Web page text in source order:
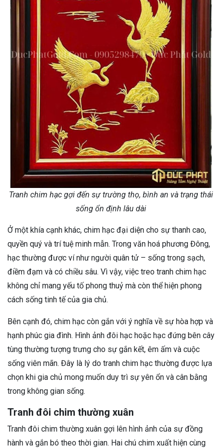
Tranh chim hạc gợi đến sự trường thọ, bình an và trạng thái
sống ổn định lâu dài
Ở một khía cạnh khác, chim hạc đại diện cho sự thanh cao,
quyền quý và trí tuệ minh mẫn. Trong văn hoá phương Đông,
hạc thường được ví như người quân tử – sống trong sạch,
điềm đạm và có chiều sâu. Vì vậy, việc treo tranh chim hạc
không chỉ mang yếu tố phong thuỷ mà còn thể hiện phong
cách sống tinh tế của gia chủ.
Bên cạnh đó, chim hạc còn gắn với ý nghĩa về sự hòa hợp và
hạnh phúc gia đình. Hình ảnh đôi hạc hoặc hạc đứng bên cây
tùng thường tượng trưng cho sự gắn kết, êm ấm và cuộc
sống viên mãn. Đây là lý do tranh chim hạc thường được lựa
chọn khi gia chủ mong muốn duy trì sự yên ổn và cân bằng
trong không gian sống.
Tranh đôi chim thường xuân
Tranh đôi chim thường xuân gợi lên hình ảnh của sự đồng
hành và gắn bó theo thời gian. Hai chú chim xuất hiện cùng